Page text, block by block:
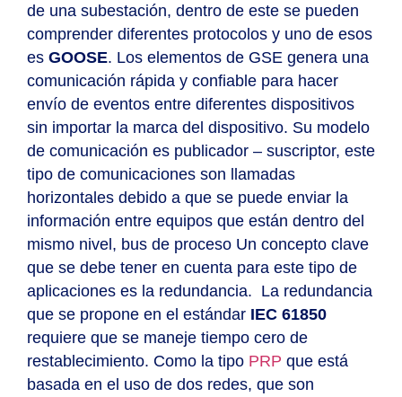
de una subestación, dentro de este se pueden
comprender diferentes protocolos y uno de esos
es GOOSE. Los elementos de GSE genera una
comunicación rápida y confiable para hacer
envío de eventos entre diferentes dispositivos
sin importar la marca del dispositivo. Su modelo
de comunicación es publicador – suscriptor, este
tipo de comunicaciones son llamadas
horizontales debido a que se puede enviar la
información entre equipos que están dentro del
mismo nivel, bus de proceso Un concepto clave
que se debe tener en cuenta para este tipo de
aplicaciones es la redundancia. La redundancia
que se propone en el estándar IEC 61850
requiere que se maneje tiempo cero de
restablecimiento. Como la tipo PRP que está
basada en el uso de dos redes, que son